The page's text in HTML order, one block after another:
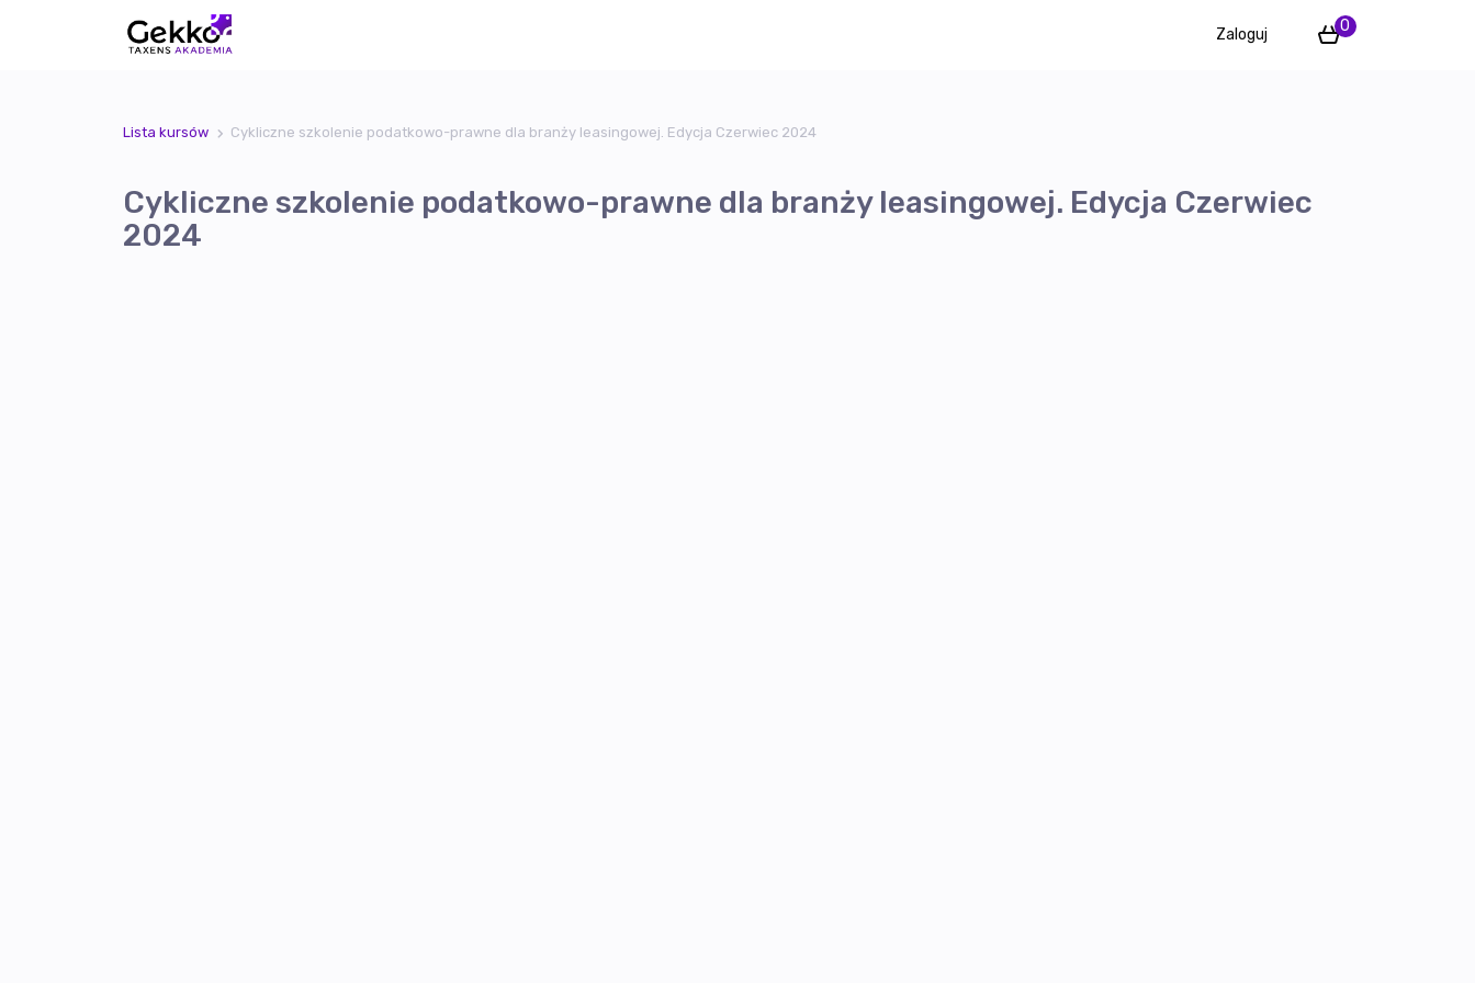
Zaloguj 0
Lista kursów Cykliczne szkolenie podatkowo-prawne dla branży leasingowej. Edycja Czerwiec 2024
Cykliczne szkolenie podatkowo-prawne dla branży leasingowej. Edycja Czerwiec
2024